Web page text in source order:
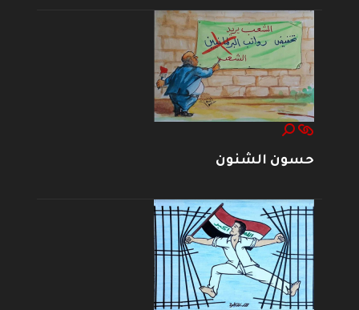
حسون الشنون